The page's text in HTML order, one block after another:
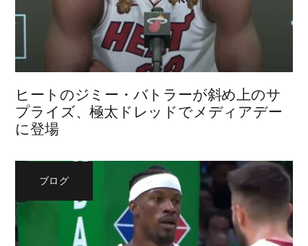
ヒートのジミー・バトラーが斜め上のサ
プライズ、極太ドレッドでメディアデー
に登場
ブログ